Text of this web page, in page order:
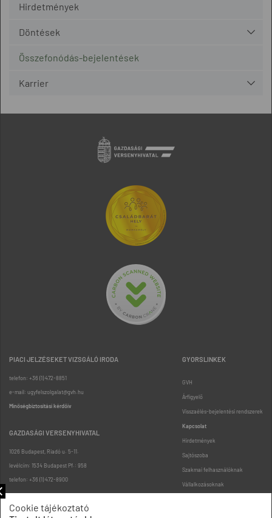
Hirdetmények
Döntések
Összefonódás-bejelentések
Karrier
PIACI JELZÉSEKET VIZSGÁLÓ IRODA
telefon: +36 (1) 472-8851
e-mail: ugyfelszolgalat@gvh.hu
Minőségbiztosítási kérdőív
GAZDASÁGI VERSENYHIVATAL
1026 Budapest, Riadó u. 5-11.
levélcím: 1534 Budapest Pf.: 958
telefon: +36 (1) 472-8900
GYORSLINKEK
GVH
Árfigyelő
Visszaélés-bejelentési rendszerek
Kapcsolat
Hirdetmények
Sajtószoba
Szakmai felhasználóknak
Vállalkozásoknak
Cookie tájékoztató